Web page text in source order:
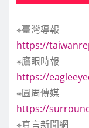
※臺灣導報
https://
※鷹眼時報
https://
※圓周傳媒
https://
※真言新聞網